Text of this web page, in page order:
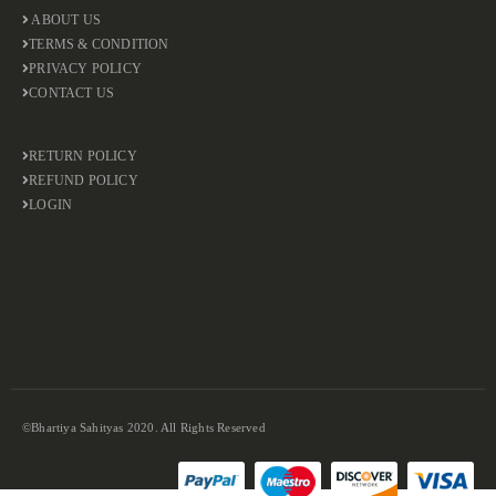
ABOUT US
TERMS & CONDITION
PRIVACY POLICY
CONTACT US
RETURN POLICY
REFUND POLICY
LOGIN
©Bhartiya Sahityas 2020. All Rights Reserved